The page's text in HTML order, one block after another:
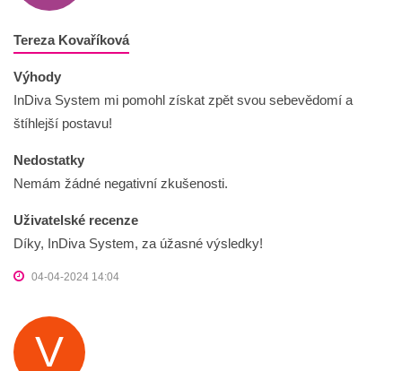
Tereza Kovaříková
Výhody
InDiva System mi pomohl získat zpět svou sebevědomí a
štíhlejší postavu!
Nedostatky
Nemám žádné negativní zkušenosti.
Uživatelské recenze
Díky, InDiva System, za úžasné výsledky!
04-04-2024 14:04
V